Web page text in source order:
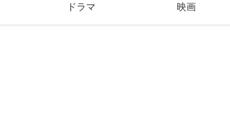
ドラマ 映画